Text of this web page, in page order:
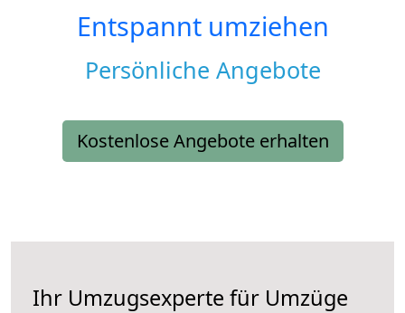
Entspannt umziehen
Persönliche Angebote
Kostenlose Angebote erhalten
Ihr Umzugsexperte für Umzüge